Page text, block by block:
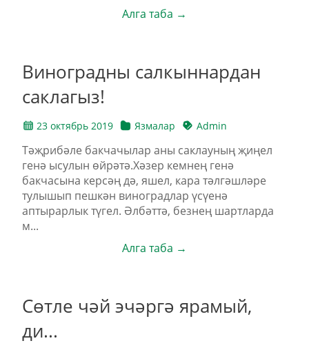
Алга таба →
Виноградны салкыннардан
саклагыз!
23 октябрь 2019 Язмалар Admin
Тәҗрибәле бакчачылар аны саклауның җиңел
генә ысулын өйрәтә.Хәзер кемнең генә
бакчасына керсәң дә, яшел, кара тәлгәшләре
тулышып пешкән виноградлар үсүенә
аптырарлык түгел. Әлбәттә, безнең шартларда
м...
Алга таба →
Сөтле чәй эчәргә ярамый,
ди...